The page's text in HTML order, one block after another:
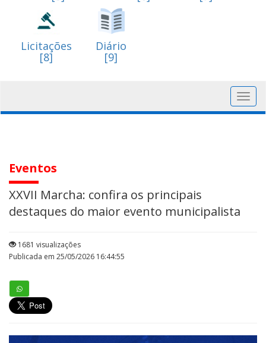
Licitações
[8]
Diário
[9]
Eventos
XXVII Marcha: confira os principais
destaques do maior evento municipalista
1681 visualizações
Publicada em 25/05/2026 16:44:55